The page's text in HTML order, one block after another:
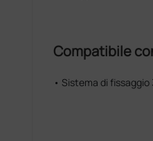
Compatibile
• Sistema di